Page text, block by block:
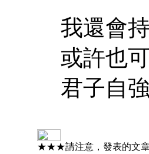
我還會
或許也
君子自
★★★請注意，發表的文